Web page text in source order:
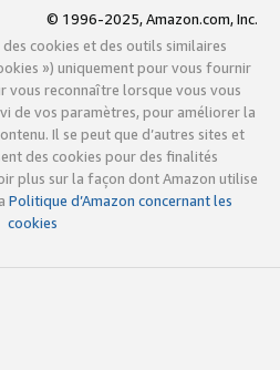
© 1996-2025, Amazon.com, Inc.
cookies et des outils similaires
») uniquement pour vous fournir
vous reconnaître lorsque vous vous
de vos paramètres, pour améliorer la
Il se peut que d’autres sites et
des cookies pour des finalités
plus sur la façon dont Amazon utilise
Politique d’Amazon concernant les
cookies